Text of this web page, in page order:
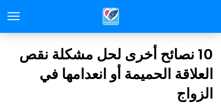
10 نصائح أخرى لحل مشكلة نقص
العلاقة الحميمة أو انعدامها في
الزواج